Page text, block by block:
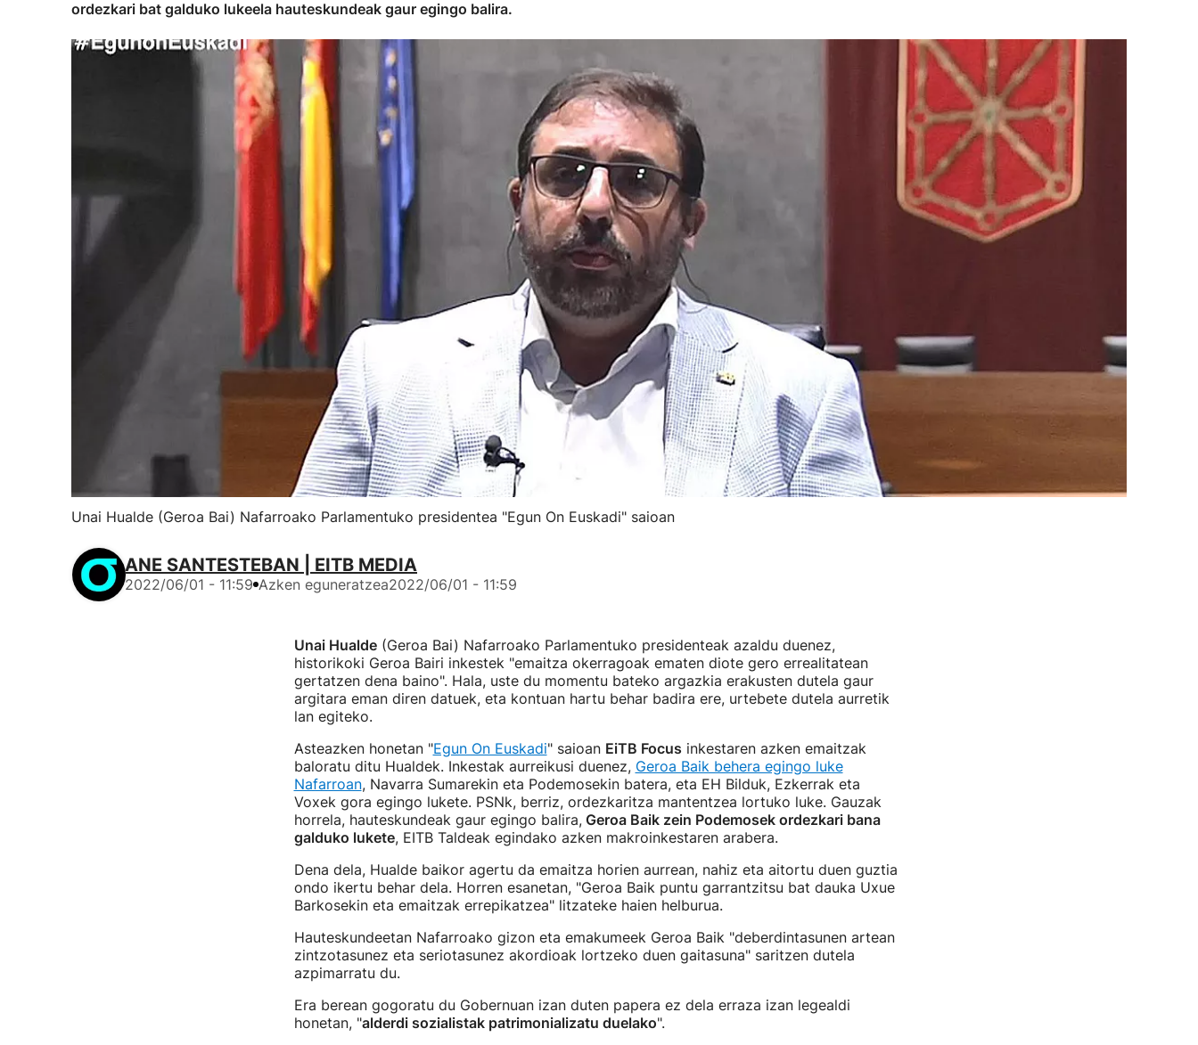
ordezkari bat galduko lukeela hauteskundeak gaur egingo balira.
Unai Hualde (Geroa Bai) Nafarroako Parlamentuko presidentea "Egun On Euskadi" saioan
ANE SANTESTEBAN | EITB MEDIA
2022/06/01 - 11:59 Azken eguneratzea2022/06/01 - 11:59
Unai Hualde(Geroa Bai) Nafarroako Parlamentuko presidenteak azaldu duenez,
historikoki Geroa Bairi inkestek "emaitza okerragoak ematen diote gero errealitatean
gertatzen dena baino". Hala, uste du momentu bateko argazkia erakusten dutela gaur
argitara eman diren datuek, eta kontuan hartu behar badira ere, urtebete dutela aurretik
lan egiteko.
Asteazken honetan "Egun On Euskadi" saioan EiTB Focus inkestaren azken emaitzak
baloratu ditu Hualdek. Inkestak aurreikusi duenez, Geroa Baik behera egingo luke
Nafarroan, Navarra Sumarekin eta Podemosekin batera, eta EH Bilduk, Ezkerrak eta
Voxek gora egingo lukete. PSNk, berriz, ordezkaritza mantentzea lortuko luke. Gauzak
horrela, hauteskundeak gaur egingo balira,Geroa Baik zein Podemosek ordezkari bana
galduko lukete, EITB Taldeak egindako azken makroinkestaren arabera.
Dena dela, Hualde baikor agertu da emaitza horien aurrean, nahiz eta aitortu duen guztia
ondo ikertu behar dela. Horren esanetan, "Geroa Baik puntu garrantzitsu bat dauka Uxue
Barkosekin eta emaitzak errepikatzea" litzateke haien helburua.
Hauteskundeetan Nafarroako gizon eta emakumeek Geroa Baik "deberdintasunen artean
zintzotasunez eta seriotasunez akordioak lortzeko duen gaitasuna" saritzen dutela
azpimarratu du.
Era berean gogoratu du Gobernuan izan duten papera ez dela erraza izan legealdi
honetan, "alderdi sozialistak patrimonializatu duelako".